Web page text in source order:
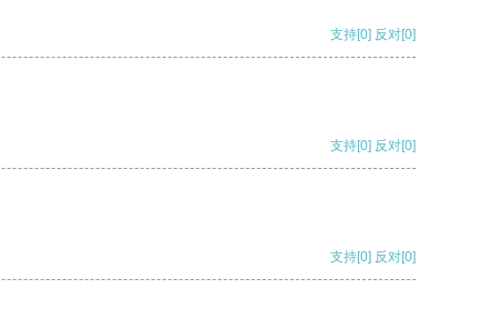
支持[0] 反对[0]
支持[0] 反对[0]
支持[0] 反对[0]